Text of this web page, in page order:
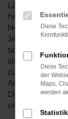
Lübeck. Hinzu
Neuwagen als
Jahreswagen
schöpfen also
steigen
zuverlässiges
Auto Seubert
Ducato für
und räumt
Diese
Diese
der
Maps,
werden